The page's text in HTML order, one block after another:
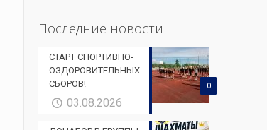
Последние новости
0
СТАРТ СПОРТИВНО-
ОЗДОРОВИТЕЛЬНЫХ
СБОРОВ!
03.08.2026